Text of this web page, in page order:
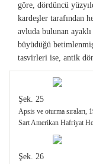
göre, dördüncü
kardeşler tarafından
avluda bulunan ayaklı
büyüdüğü
tasvirleri ise, antik
Şek. 25
Apsis ve oturma sıraları,
Sart Amerikan Hafriyat
Şek. 26